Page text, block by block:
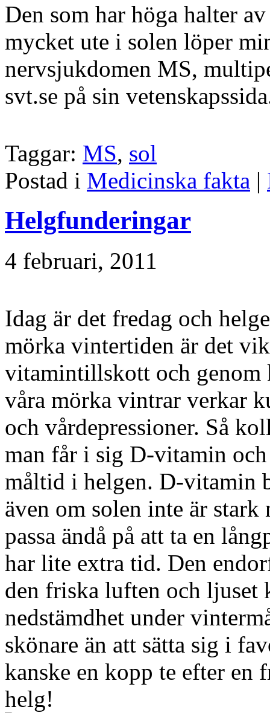
Den som har höga halter
mycket ute i solen löper
nervsjukdomen MS,
svt.se på sin
Taggar: MS, sol
Postad i Medicinska fakta |
Helgfunderingar
4 februari, 2011
Idag är det fredag och
mörka vintertiden är det
vitamintillskott och genom
våra mörka vintrar verkar
och vårdepressioner. Så
man får i sig D-vitamin
måltid i helgen. D-vitamin
även om solen inte är stark
passa ändå på att ta en
har lite extra tid. Den
den friska luften och ljuset
nedstämdhet under
skönare än att sätta sig i
kanske en kopp te efter
helg!